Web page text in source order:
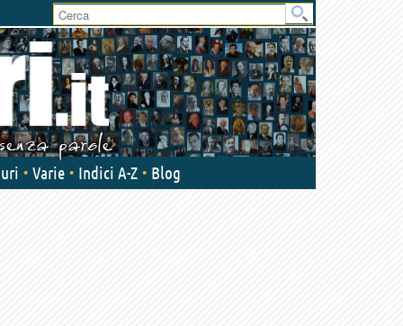
User
area
Varie Indici A-Z Blog